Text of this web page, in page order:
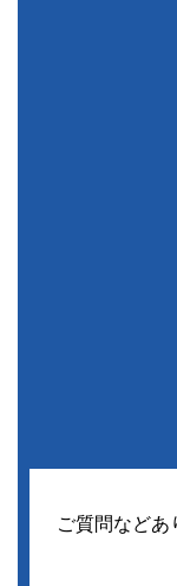
ご質問などあ